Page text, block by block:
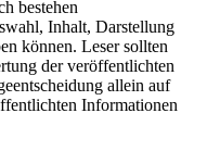
bestehen
Inhalt, Darstellung
können. Leser sollten
der veröffentlichten
allein auf
Informationen